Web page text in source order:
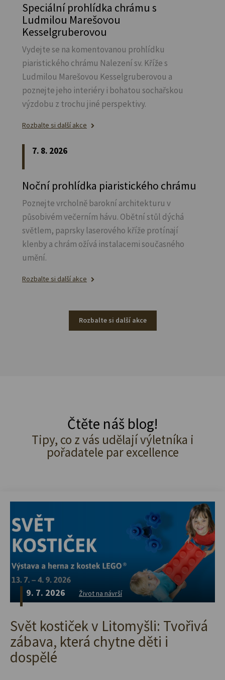
Speciální prohlídka chrámu s
Ludmilou Marešovou
Kesselgruberovou
Vydejte se na komentovanou prohlídku
piaristického chrámu Nalezení sv. Kříže s
Ludmilou Marešovou Kesselgruberovou a
poznejte jeho interiéry i bohatou sochařskou
výzdobu z trochu jiné perspektivy.
Rozbalte si další akce
7. 8. 2026
Noční prohlídka piaristického chrámu
Poznejte vrcholně barokní architekturu v
působivém večerním hávu. Obětní stůl dýchá
světlem, paprsky laserového kříže protínají
klenby a chrám ožívá instalacemi současného
umění.
Rozbalte si další akce
Rozbalte si další akce
Čtěte náš blog!
Tipy, co z vás udělají výletníka i
pořadatele par excellence
9. 7. 2026 Život na návrší
Svět kostiček v Litomyšli: Tvořivá
zábava, která chytne děti i
dospělé